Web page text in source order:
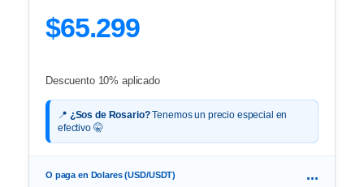
$65.299
Descuento 10% aplicado
📍 ¿Sos de Rosario?Tenemos un precio especial en
efectivo 🤫
O paga en Dolares (USD/USDT) ...